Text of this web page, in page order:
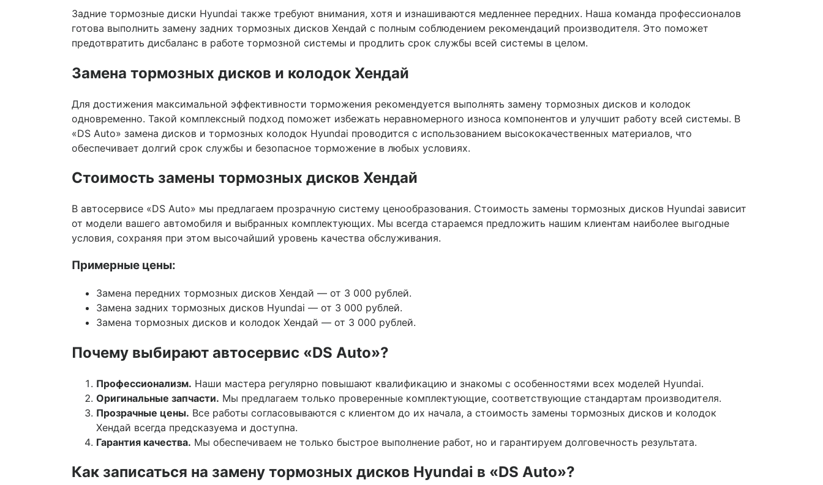
Задние тормозные диски Hyundai также требуют внимания, хотя и изнашиваются медленнее передних. Наша команда профессионалов
готова выполнить замену задних тормозных дисков Хендай с полным соблюдением рекомендаций производителя. Это поможет
предотвратить дисбаланс в работе тормозной системы и продлить срок службы всей системы в целом.
Замена тормозных дисков и колодок Хендай
Для достижения максимальной эффективности торможения рекомендуется выполнять замену тормозных дисков и колодок
одновременно. Такой комплексный подход поможет избежать неравномерного износа компонентов и улучшит работу всей системы. В
«DS Auto» замена дисков и тормозных колодок Hyundai проводится с использованием высококачественных материалов, что
обеспечивает долгий срок службы и безопасное торможение в любых условиях.
Стоимость замены тормозных дисков Хендай
В автосервисе «DS Auto» мы предлагаем прозрачную систему ценообразования. Стоимость замены тормозных дисков Hyundai зависит
от модели вашего автомобиля и выбранных комплектующих. Мы всегда стараемся предложить нашим клиентам наиболее выгодные
условия, сохраняя при этом высочайший уровень качества обслуживания.
Примерные цены:
Замена передних тормозных дисков Хендай — от 3 000 рублей.
Замена задних тормозных дисков Hyundai — от 3 000 рублей.
Замена тормозных дисков и колодок Хендай — от 3 000 рублей.
Почему выбирают автосервис «DS Auto»?
Профессионализм. Наши мастера регулярно повышают квалификацию и знакомы с особенностями всех моделей Hyundai.
Оригинальные запчасти. Мы предлагаем только проверенные комплектующие, соответствующие стандартам производителя.
Прозрачные цены. Все работы согласовываются с клиентом до их начала, а стоимость замены тормозных дисков и колодок
Хендай всегда предсказуема и доступна.
Гарантия качества. Мы обеспечиваем не только быстрое выполнение работ, но и гарантируем долговечность результата.
Как записаться на замену тормозных дисков Hyundai в «DS Auto»?